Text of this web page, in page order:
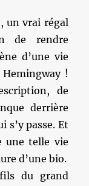
un vrai régal
de rendre
d’une vie
!
de
derrière
s’y passe. Et
une telle vie
d’une bio.
du grand